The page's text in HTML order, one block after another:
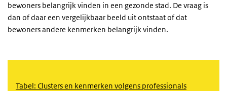
bewoners belangrijk vinden in een gezonde stad. De vraag is
dan of daar een vergelijkbaar beeld uit ontstaat of dat
bewoners andere kenmerken belangrijk vinden.
Tabel: Clusters en kenmerken volgens professionals